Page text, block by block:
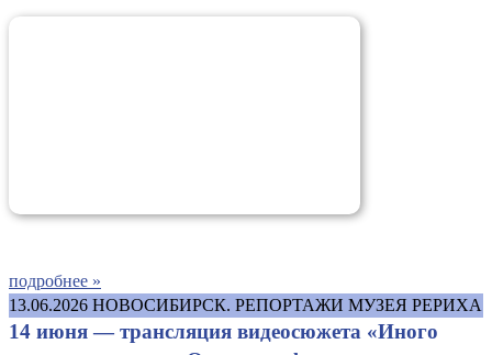
подробнее »
13.06.2026 НОВОСИБИРСК. РЕПОРТАЖИ МУЗЕЯ РЕРИХА
14 июня — трансляция видеосюжета «Иного